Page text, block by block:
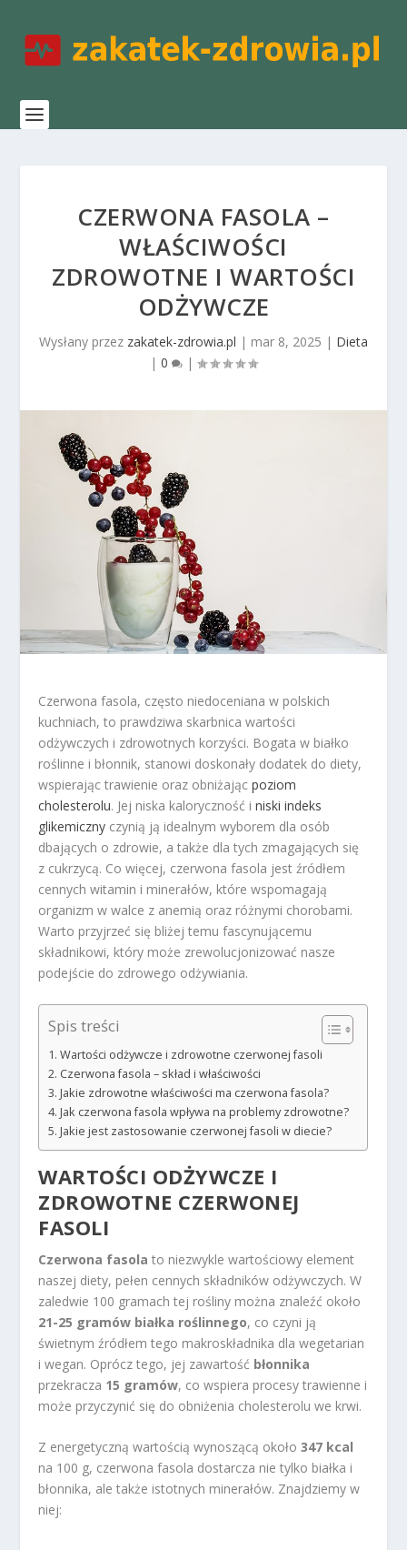
CZERWONA FASOLA –
WŁAŚCIWOŚCI
ZDROWOTNE I WARTOŚCI
ODŻYWCZE
Wysłany przez zakatek-zdrowia.pl | mar 8, 2025 | Dieta
| 0 |
Czerwona fasola, często niedoceniana w polskich
kuchniach, to prawdziwa skarbnica wartości
odżywczych i zdrowotnych korzyści. Bogata w białko
roślinne i błonnik, stanowi doskonały dodatek do diety,
wspierając trawienie oraz obniżającpoziom
cholesterolu. Jej niska kaloryczność iniski indeks
glikemiczny czynią ją idealnym wyborem dla osób
dbających o zdrowie, a także dla tych zmagających się
z cukrzycą. Co więcej, czerwona fasola jest źródłem
cennych witamin i minerałów, które wspomagają
organizm w walce z anemią oraz różnymi chorobami.
Warto przyjrzeć się bliżej temu fascynującemu
składnikowi, który może zrewolucjonizować nasze
podejście do zdrowego odżywiania.
Spis treści
Wartości odżywcze i zdrowotne czerwonej fasoli
Czerwona fasola – skład i właściwości
Jakie zdrowotne właściwości ma czerwona fasola?
Jak czerwona fasola wpływa na problemy zdrowotne?
Jakie jest zastosowanie czerwonej fasoli w diecie?
WARTOŚCI ODŻYWCZE I
ZDROWOTNE CZERWONEJ
FASOLI
Czerwona fasola to niezwykle wartościowy element
naszej diety, pełen cennych składników odżywczych. W
zaledwie 100 gramach tej rośliny można znaleźć około
21-25 gramów białka roślinnego, co czyni ją
świetnym źródłem tego makroskładnika dla wegetarian
i wegan. Oprócz tego, jej zawartość błonnika
przekracza 15 gramów, co wspiera procesy trawienne i
może przyczynić się do obniżenia cholesterolu we krwi.
Z energetyczną wartością wynoszącą około347 kcal
na 100 g, czerwona fasola dostarcza nie tylko białka i
błonnika, ale także istotnych minerałów. Znajdziemy w
niej: